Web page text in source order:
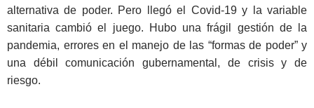
alternativa de poder. Pero llegó el Covid-19 y la variable
sanitaria cambió el juego. Hubo una frágil gestión de la
pandemia, errores en el manejo de las “formas de poder” y
una débil comunicación gubernamental, de crisis y de
riesgo.